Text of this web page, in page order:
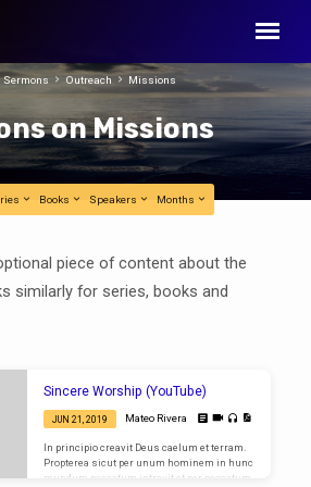
on Missions
Sermons Outreach Missions
Books Speakers Months
piece of content about the
similarly for series, books and
Sincere Worship (YouTube)
JUN 21, 2019 Mateo Rivera
In principio creavit Deus caelum et terram.
Propterea sicut per unum hominem in hunc
mundum peccatum intravit et per peccatum